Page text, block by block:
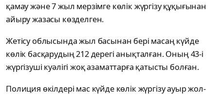
қамау және 7 жыл мерзімге көлік жүргізу құқығынан
айыру жазасы көзделген.
Жетісу облысында жыл басынан бері масаң күйде
көлік басқарудың 212 дерегі анықталған. Оның 43-і
жүргізуші куәлігі жоқ азаматтарға қатысты болған.
Полиция өкілдері мас күйде көлік жүргізу ауыр жол-